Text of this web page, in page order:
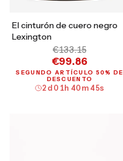
El cinturón de cuero negro
Lexington
€133.15
€99.86
SEGUNDO ARTÍCULO 50% DE
DESCUENTO
2 d 01h 40 m 44s